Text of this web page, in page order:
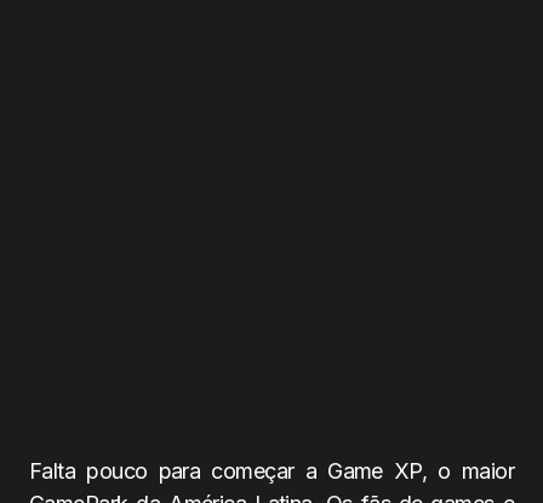
Falta pouco para começar a Game XP, o maior